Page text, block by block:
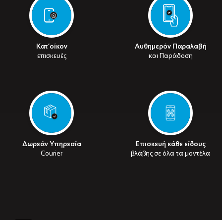
Κατ’οίκον
επισκευές
Αυθημερόν Παραλαβή
και Παράδοση
Δωρεάν Υπηρεσία
Courier
Επισκευή κάθε είδους
βλάβης σε όλα τα μοντέλα